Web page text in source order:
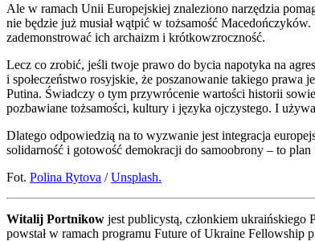
Ale w ramach Unii Europejskiej znaleziono narzędzia
nie będzie już musiał wątpić w tożsamość
zademonstrować ich archaizm i krótkowzroczność.
Lecz co zrobić, jeśli twoje prawo do bycia napotyka na
i społeczeństwo rosyjskie, że poszanowanie takiego prawa
Putina. Świadczy o tym przywrócenie wartości historii
pozbawiane tożsamości, kultury i języka ojczystego. I
Dlatego odpowiedzią na to wyzwanie jest integracja
solidarność i gotowość demokracji do samoobrony – to plan
Fot. Polina Rytova /Unsplash.
Witalij Portnikow jest publicystą, członkiem
powstał w ramach programu Future of Ukraine Fellowship